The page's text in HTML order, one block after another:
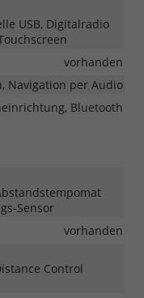
USB, Digitalradio
vorhanden
Navigation per Audio
Bluetooth
Sensor
vorhanden
Control